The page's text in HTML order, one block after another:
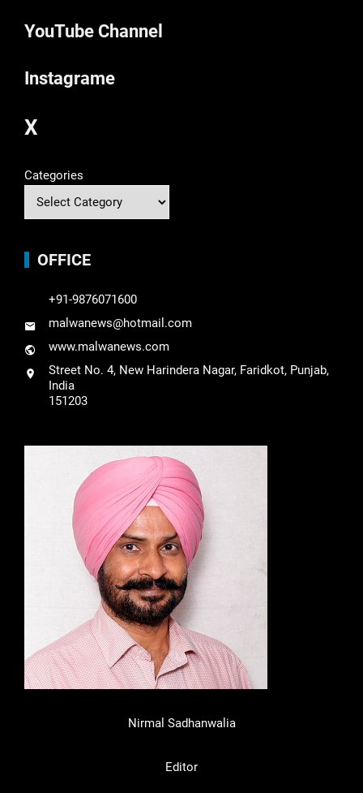
YouTube Channel
Instagrame
X
Categories
OFFICE
+91-9876071600
malwanews@hotmail.com
www.malwanews.com
Street No. 4, New Harindera Nagar, Faridkot, Punjab,
India
151203
Nirmal Sadhanwalia
Editor